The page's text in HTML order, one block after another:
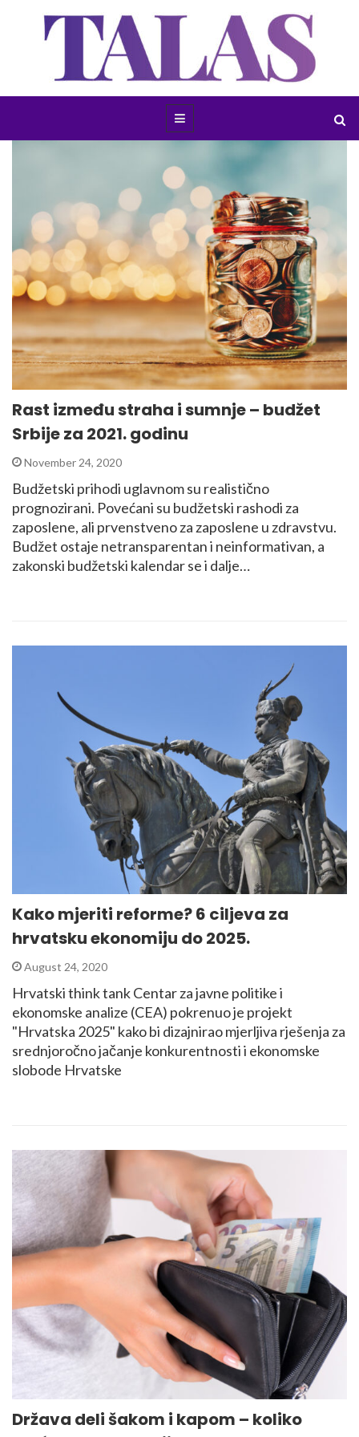
Rast između straha i sumnje – budžet
Srbije za 2021. godinu
November 24, 2020
Budžetski prihodi uglavnom su realistično
prognozirani. Povećani su budžetski rashodi za
zaposlene, ali prvenstveno za zaposlene u zdravstvu.
Budžet ostaje netransparentan i neinformativan, a
zakonski budžetski kalendar se i dalje…
Kako mjeriti reforme? 6 ciljeva za
hrvatsku ekonomiju do 2025.
August 24, 2020
Hrvatski think tank Centar za javne politike i
ekonomske analize (CEA) pokrenuo je projekt
"Hrvatska 2025" kako bi dizajnirao mjerljiva rješenja za
srednjoročno jačanje konkurentnosti i ekonomske
slobode Hrvatske
Država deli šakom i kapom – koliko